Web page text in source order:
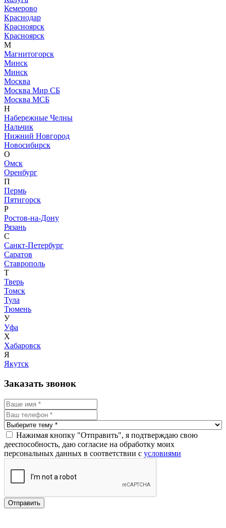
Кемерово
Краснодар
Красноярск
Красноярск
М
Магнитогорск
Минск
Минск
Москва
Москва Мир СБ
Москва МСБ
Н
Набережные Челны
Нальчик
Нижний Новгород
Новосибирск
О
Омск
Оренбург
П
Пермь
Пятигорск
Р
Ростов-на-Дону
Рязань
С
Санкт-Петербург
Саратов
Ставрополь
Т
Тверь
Томск
Тула
Тюмень
У
Уфа
Х
Хабаровск
Я
Якутск
Заказать звонок
Нажимая кнопку "Отправить", я подтверждаю свою
дееспособность, даю согласие на обработку моих
персональных данных в соответствии с условиями